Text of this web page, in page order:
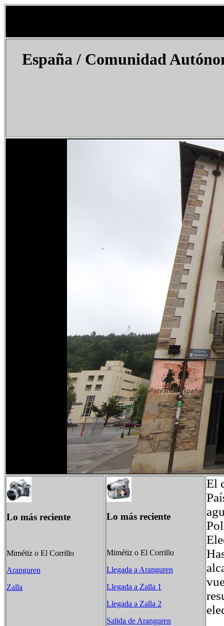
España/ Comunidad
Lo más reciente
Mimétiz o El Corrillo
Aranguren
Zalla
Lo más reciente
Mimétiz o El Corrillo
Llegada a Aranguren
Llegada a Zalla 1
Llegada a Zalla 2
Salida de Aranguren
El